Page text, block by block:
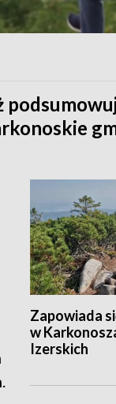
Zapowiada
w
Izerskich